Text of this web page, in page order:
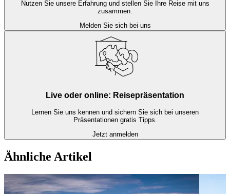
Nutzen Sie unsere Erfahrung und stellen Sie Ihre Reise mit uns
zusammen.
Melden Sie sich bei uns
Live oder online: Reisepräsentation
Lernen Sie uns kennen und sichern Sie sich bei unseren
Präsentationen gratis Tipps.
Jetzt anmelden
Ähnliche Artikel